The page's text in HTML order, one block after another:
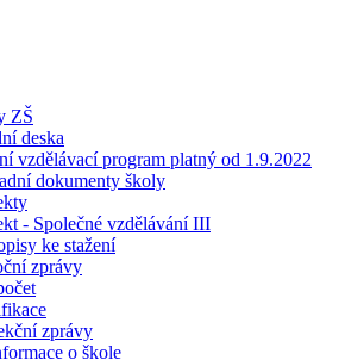
ZŠ
deska
vzdělávací program platný od 1.9.2022
dokumenty školy
- Společné vzdělávání III
ke stažení
zprávy
zprávy
o škole